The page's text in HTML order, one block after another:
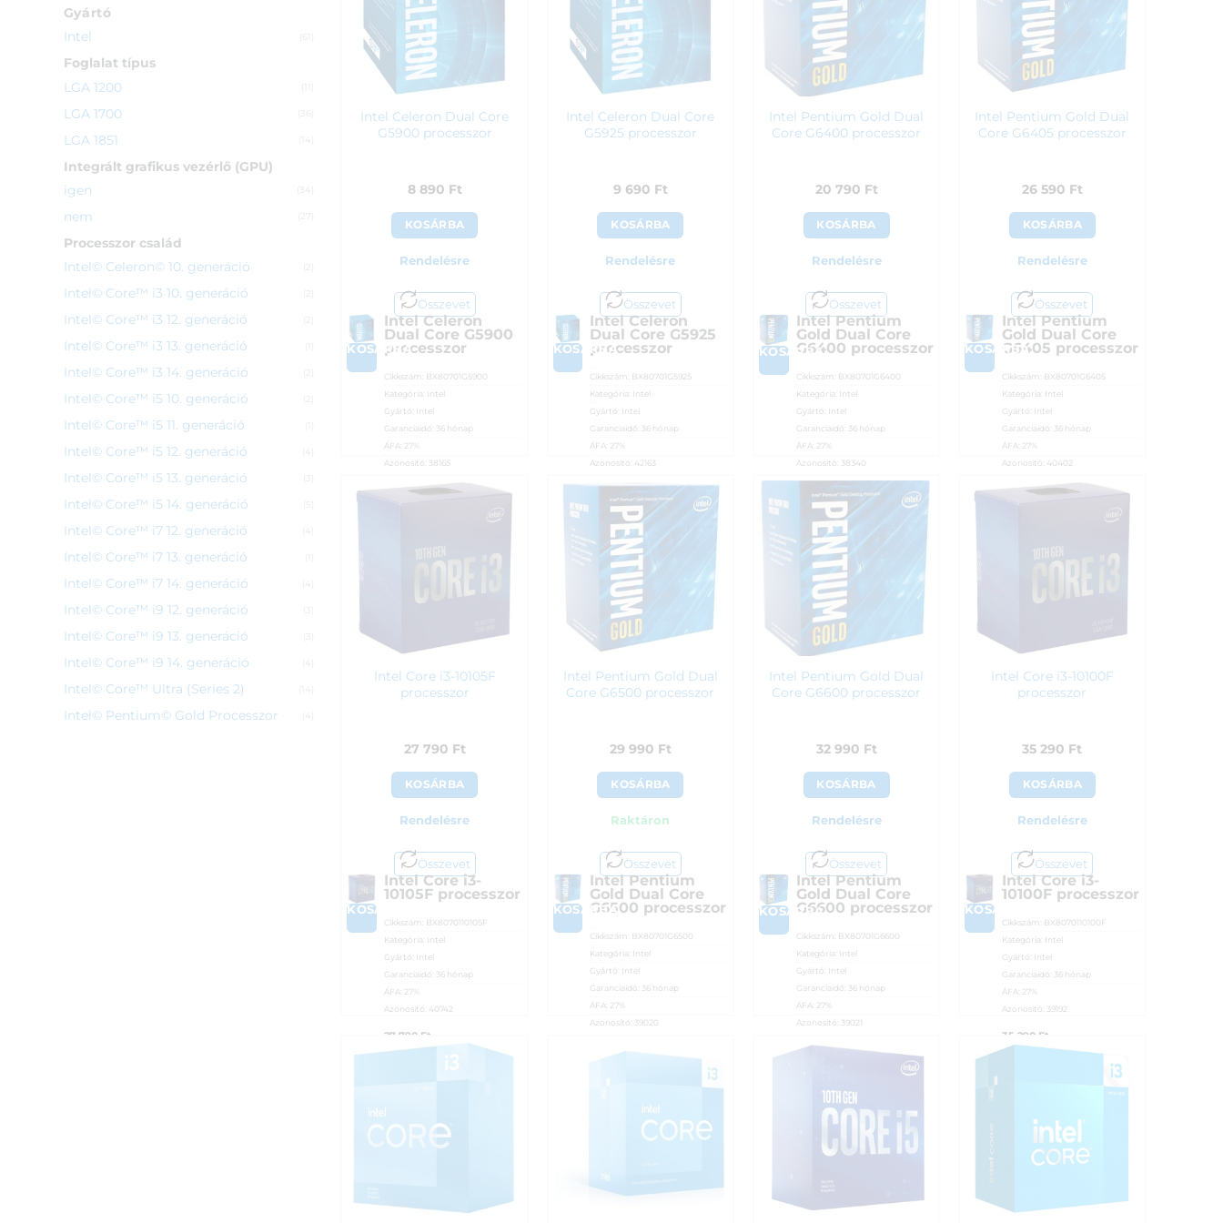
Gyártó
Intel
Foglalat típus
LGA 1200
LGA 1700
LGA 1851 (14)
Integrált grafikus vezérlő (GPU)
igen
(34)
nem (27)
Processzor család
Intel© Celeron© 10. generáció
Intel© Core™ i3 10. generáció
Intel© Core™ i3 12. generáció
Intel© Core™ i3 13. generáció
Intel© Core™ i3 14. generáció
Intel© Core™ i5 10. generáció
Intel© Core™ i5 11. generáció
Intel© Core™ i5 12. generáció (4)
Intel© Core™ i5 13. generáció
Intel© Core™ i5 14. generáció
Intel© Core™ i7 12. generáció (4)
Intel© Core™ i7 13. generáció
Intel© Core™ i7 14. generáció (4)
Intel© Core™ i9 12. generáció
Intel© Core™ i9 13. generáció
Intel© Core™ i9 14. generáció (4)
Intel© Core™ Ultra (Series 2) (14)
Intel© Pentium© Gold Processzor (4)
Intel Celeron Dual Core
G5900 processzor
8 890 Ft
KOSÁRBA
Rendelésre
Összevet
KOSÁRBA
Intel Celeron
Dual Core G5900
processzor
Cikkszám: BX80701G5900
Kategória: Intel
Gyártó: Intel
Garanciaidő:
36 hónap
ÁFA:
27%
Azonosító:
38165
8 890Ft
Intel Celeron Dual Core
G5925 processzor
9 690 Ft
KOSÁRBA
Rendelésre
Összevet
KOSÁRBA
Intel Celeron
Dual Core G5925
processzor
Cikkszám: BX80701G5925
Kategória: Intel
Gyártó: Intel
Garanciaidő:
36 hónap
ÁFA:
27%
Azonosító: 42163
9 690Ft
Intel Pentium Gold Dual
Core G6400 processzor
20 790 Ft
KOSÁRBA
Rendelésre
Összevet
KOSÁRBA
Intel Pentium
Gold Dual Core
G6400 processzor
Cikkszám: BX80701G6400
Kategória: Intel
Gyártó: Intel
Garanciaidő:
36 hónap
ÁFA:
27%
Azonosító:
38340
Ft
Intel Pentium Gold Dual
Core G6405 processzor
26 590 Ft
KOSÁRBA
Rendelésre
Összevet
KOSÁRBA
Intel Pentium
Gold Dual Core
G6405 processzor
Cikkszám: BX80701G6405
Kategória: Intel
Gyártó: Intel
Garanciaidő:
36 hónap
ÁFA:
27%
Azonosító: 40402
26 590Ft
Intel Core i3-10105F
processzor
27 790 Ft
KOSÁRBA
Rendelésre
Összevet
KOSÁRBA
Intel Core i3-
10105F processzor
Cikkszám: BX8070110105F
Kategória: Intel
Gyártó: Intel
Garanciaidő:
36 hónap
ÁFA:
27%
Azonosító: 40742
27 790 Ft
Intel Pentium Gold Dual
Core G6500 processzor
29 990 Ft
KOSÁRBA
Raktáron
Összevet
KOSÁRBA
Intel Pentium
Gold Dual Core
G6500 processzor
Cikkszám: BX80701G6500
Kategória: Intel
Gyártó: Intel
Garanciaidő:
36 hónap
ÁFA:
27%
Azonosító:
39020
29 990Ft
Intel Pentium Gold Dual
Core G6600 processzor
32 990 Ft
KOSÁRBA
Rendelésre
Összevet
KOSÁRBA
Intel Pentium
Gold Dual Core
G6600 processzor
Cikkszám: BX80701G6600
Kategória: Intel
Gyártó: Intel
Garanciaidő:
36 hónap
ÁFA:
27%
Azonosító:
39021
32 990Ft
Intel Core i3-10100F
processzor
35 290 Ft
KOSÁRBA
Rendelésre
Összevet
KOSÁRBA
Intel Core i3-
10100F processzor
Cikkszám: BX8070110100F
Kategória: Intel
Gyártó: Intel
Garanciaidő:
36 hónap
ÁFA:
27%
Azonosító:
39192
35 290 Ft